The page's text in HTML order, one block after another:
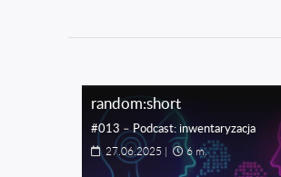
random:short
#013 – Podcast: inwentaryzacja
27.06.2025 | 6 m.